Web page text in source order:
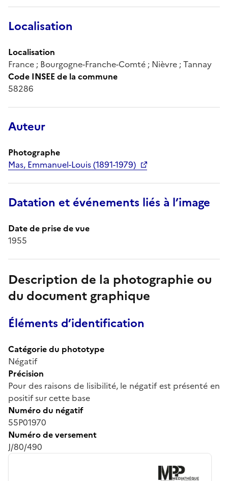
Localisation
Localisation
France ; Bourgogne-Franche-Comté ; Nièvre ; Tannay
Code INSEE de la commune
58286
Auteur
Photographe
Mas, Emmanuel-Louis (1891-1979)
Datation et événements liés à l’image
Date de prise de vue
1955
Description de la photographie ou
du document graphique
Éléments d’identification
Catégorie du phototype
Négatif
Précision
Pour des raisons de lisibilité, le négatif est présenté en
positif sur cette base
Numéro du négatif
55P01970
Numéro de versement
J/80/490